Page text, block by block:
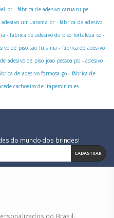
pr - fábrica de adesivo caruaru pe -
adesivo umuarama pr -fábrica de adesivo
-fábrica de adesivo de piso fortaleza ce -
de piso sao luis ma - fábrica de adesivo
adesivo de piso joao pessoa pb -adesivo
de adesivo formosa go - fábrica de
cachoeiro de itapemirim es-
do mundo dos brindes!
CADASTRAR
do Brasil.